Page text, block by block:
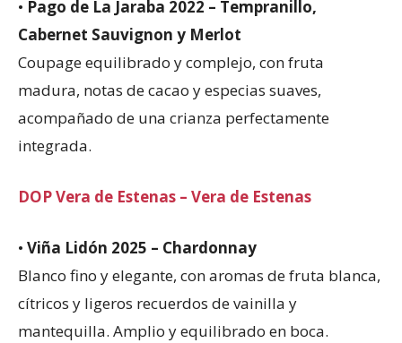
• Pago de La Jaraba 2022 – Tempranillo,
Cabernet Sauvignon y Merlot
Coupage equilibrado y complejo, con fruta
madura, notas de cacao y especias suaves,
acompañado de una crianza perfectamente
integrada.
DOP Vera de Estenas – Vera de Estenas
• Viña Lidón 2025 – Chardonnay
Blanco fino y elegante, con aromas de fruta blanca,
cítricos y ligeros recuerdos de vainilla y
mantequilla. Amplio y equilibrado en boca.